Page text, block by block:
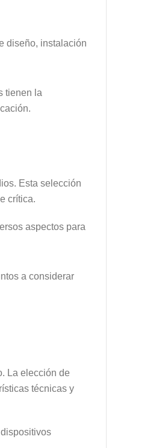
diseño, instalación
tienen la
Esta selección
crítica.
aspectos para
a considerar
La elección de
técnicas y